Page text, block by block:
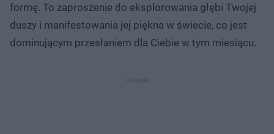
formę. To zaproszenie do eksplorowania głębi Twojej
duszy i manifestowania jej piękna w świecie, co jest
dominującym przesłaniem dla Ciebie w tym miesiącu.